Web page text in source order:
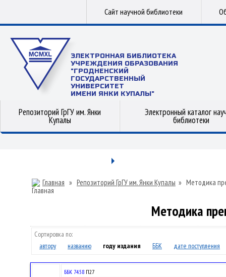
Сайт научной библиотеки
ЭЛЕКТРОННАЯ БИБЛИОТЕКА
УЧРЕЖДЕНИЯ ОБРАЗОВАНИЯ
"ГРОДНЕНСКИЙ
ГОСУДАРСТВЕННЫЙ
УНИВЕРСИТЕТ
ИМЕНИ ЯНКИ КУПАЛЫ"
Репозиторий ГрГУ им. Янки
Купалы
Электронный каталог
библиотеки
Главная » Репозиторий ГрГУ им. Янки Купалы » Методика
Методика
Сортировка по:
автору
названию году издания ББК дате поступления
ББК 74.58 П27